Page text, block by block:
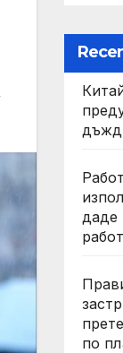
дъжд
даде
по